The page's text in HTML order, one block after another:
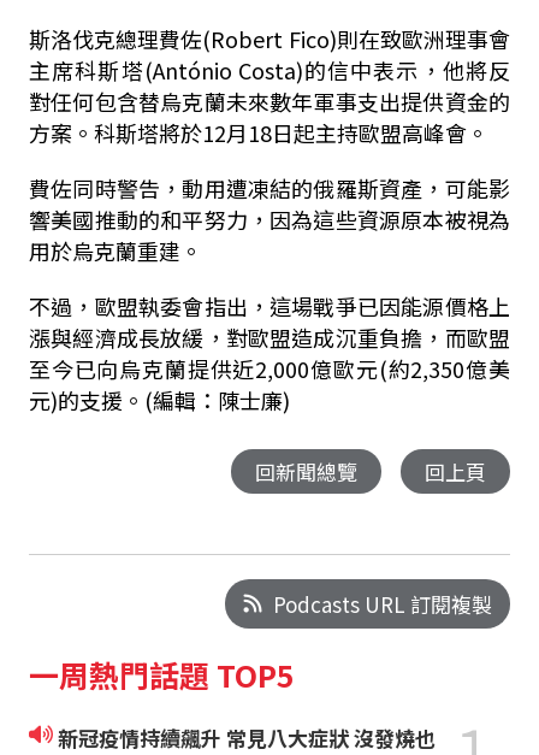
斯洛伐克總理費佐(Robert Fico)則在致歐洲理事會
主席科斯塔(António Costa)的信中表示，他將反
對任何包含替烏克蘭未來數年軍事支出提供資金的
方案。科斯塔將於12月18日起主持歐盟高峰會。
費佐同時警告，動用遭凍結的俄羅斯資產，可能影
響美國推動的和平努力，因為這些資源原本被視為
用於烏克蘭重建。
不過，歐盟執委會指出，這場戰爭已因能源價格上
漲與經濟成長放緩，對歐盟造成沉重負擔，而歐盟
至今已向烏克蘭提供近2,000億歐元(約2,350億美
元)的支援。(編輯：陳士廉)
回新聞總覽 回上頁
Podcasts URL 訂閱複製
一周熱門話題 TOP5
新冠疫情持續飆升 常見八大症狀 沒發燒也